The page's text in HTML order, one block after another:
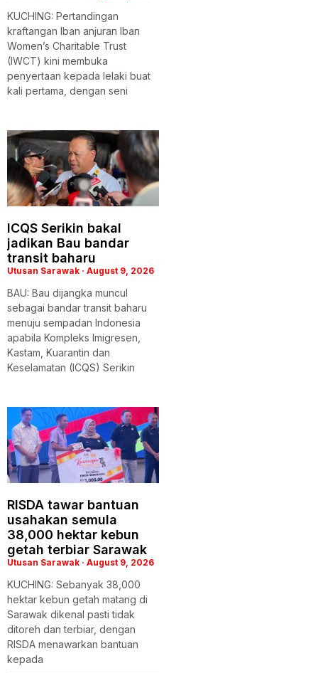
KUCHING: Pertandingan
kraftangan Iban anjuran Iban
Women’s Charitable Trust
(IWCT) kini membuka
penyertaan kepada lelaki buat
kali pertama, dengan seni
ICQS Serikin bakal
jadikan Bau bandar
transit baharu
Utusan Sarawak August 9, 2026
BAU: Bau dijangka muncul
sebagai bandar transit baharu
menuju sempadan Indonesia
apabila Kompleks Imigresen,
Kastam, Kuarantin dan
Keselamatan (ICQS) Serikin
RISDA tawar bantuan
usahakan semula
38,000 hektar kebun
getah terbiar Sarawak
Utusan Sarawak August 9, 2026
KUCHING: Sebanyak 38,000
hektar kebun getah matang di
Sarawak dikenal pasti tidak
ditoreh dan terbiar, dengan
RISDA menawarkan bantuan
kepada